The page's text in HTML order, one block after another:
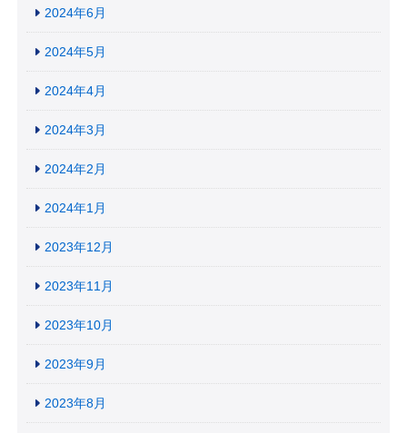
2024年6月
2024年5月
2024年4月
2024年3月
2024年2月
2024年1月
2023年12月
2023年11月
2023年10月
2023年9月
2023年8月